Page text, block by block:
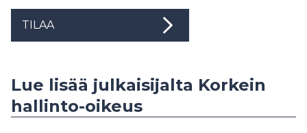
TILAA
Lue lisää julkaisijalta Korkein
hallinto-oikeus